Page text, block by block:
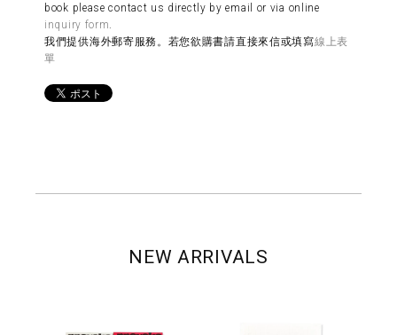
book please contact us directly by email or via online
inquiry form
我們提供海外郵寄服務。若您欲購書請直接來信或填寫線上表
單
NEW ARRIVALS